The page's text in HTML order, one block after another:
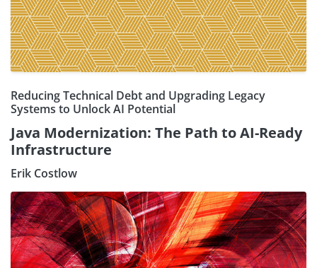
Reducing Technical Debt and Upgrading Legacy
Systems to Unlock AI Potential
Java Modernization: The Path to AI-Ready
Infrastructure
Erik Costlow